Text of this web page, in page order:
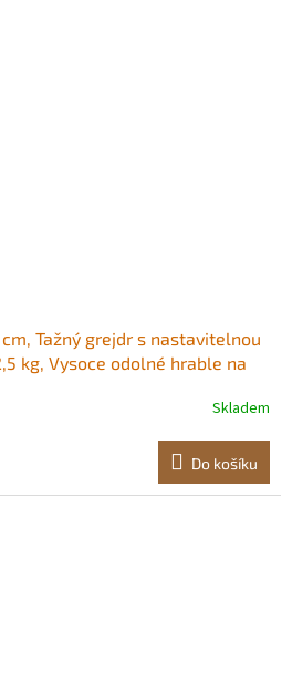
cm, Tažný grejdr s nastavitelnou
kg, Vysoce odolné hrable na
Vhodné pro čtyřkolky, UTV a
ocelový rám,
Skladem
Do košíku